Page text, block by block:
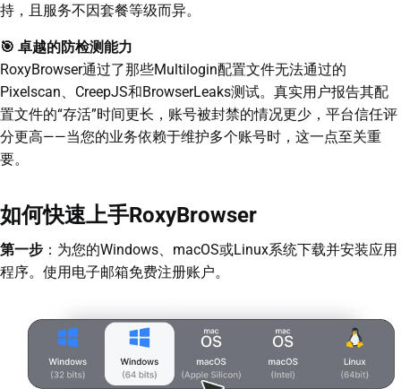
持，且服务不因套餐等级而异。
🎯 卓越的防检测能力
RoxyBrowser通过了那些Multilogin配置文件无法通过的
Pixelscan、CreepJS和BrowserLeaks测试。真实用户报告其配
置文件的“存活”时间更长，账号被封禁的情况更少，平台信任评
分更高——当您的业务依赖于维护多个账号时，这一点至关重
要。
如何快速上手RoxyBrowser
第一步 ：为您的Windows、macOS或Linux系统下载并安装应用
程序。使用电子邮箱免费注册账户。